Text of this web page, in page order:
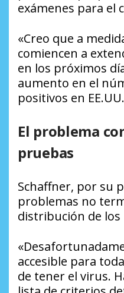
exámenes para el
«Creo que a
comiencen a
en los próximos
aumento en el
positivos en
El problema
pruebas
Schaffner, por su
problemas no
distribución de los
accesible para
de tener el virus.